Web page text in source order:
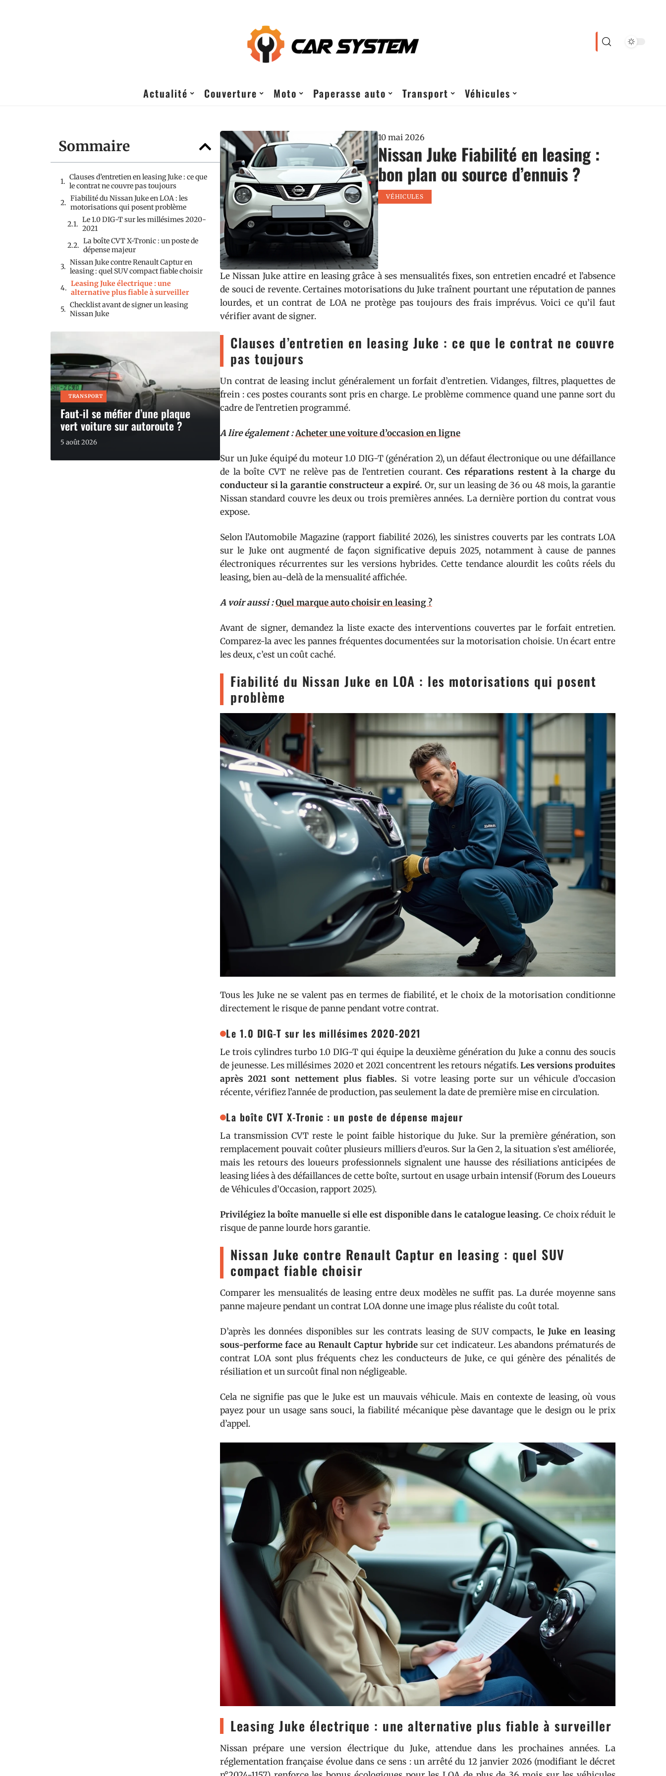
Actualité Couverture Moto Paperasse auto Transport Véhicules
Sommaire
Clauses d’entretien en leasing Juke : ce que
le contrat ne couvre pas toujours
Fiabilité du Nissan Juke en LOA : les
motorisations qui posent problème
Le 1.0 DIG-T sur les millésimes 2020-
2021
La boîte CVT X-Tronic : un poste de
dépense majeur
Nissan Juke contre Renault Captur en
leasing : quel SUV compact fiable choisir
Leasing Juke électrique : une
alternative plus fiable à surveiller
Checklist avant de signer un leasing
Nissan Juke
TRANSPORT
Faut-il se méfier d’une plaque
vert voiture sur autoroute ?
5 août 2026
10 mai 2026
Nissan Juke Fiabilité en leasing :
bon plan ou source d’ennuis ?
VÉHICULES
Le Nissan Juke attire en leasing grâce à ses mensualités fixes, son entretien encadré et l’absence
de souci de revente. Certaines motorisations du Juke traînent pourtant une réputation de pannes
lourdes, et un contrat de LOA ne protège pas toujours des frais imprévus. Voici ce qu’il faut
vérifier avant de signer.
Clauses d’entretien en leasing Juke : ce que le contrat ne couvre
pas toujours
Un contrat de leasing inclut généralement un forfait d’entretien. Vidanges, filtres, plaquettes de
frein : ces postes courants sont pris en charge. Le problème commence quand une panne sort du
cadre de l’entretien programmé.
A lire également :Acheter une voiture d’occasion en ligne
Sur un Juke équipé du moteur 1.0 DIG-T (génération 2), un défaut électronique ou une défaillance
de la boîte CVT ne relève pas de l’entretien courant.Ces réparations restent à la charge du
conducteur si la garantie constructeur a expiré. Or, sur un leasing de 36 ou 48 mois, la garantie
Nissan standard couvre les deux ou trois premières années. La dernière portion du contrat vous
expose.
Selon l’Automobile Magazine (rapport fiabilité 2026), les sinistres couverts par les contrats LOA
sur le Juke ont augmenté de façon significative depuis 2025, notamment à cause de pannes
électroniques récurrentes sur les versions hybrides. Cette tendance alourdit les coûts réels du
leasing, bien au-delà de la mensualité affichée.
A voir aussi :Quel marque auto choisir en leasing ?
Avant de signer, demandez la liste exacte des interventions couvertes par le forfait entretien.
Comparez-la avec les pannes fréquentes documentées sur la motorisation choisie. Un écart entre
les deux, c’est un coût caché.
Fiabilité du Nissan Juke en LOA : les motorisations qui posent
problème
Tous les Juke ne se valent pas en termes de fiabilité, et le choix de la motorisation conditionne
directement le risque de panne pendant votre contrat.
Le 1.0 DIG-T sur les millésimes 2020-2021
Le trois cylindres turbo 1.0 DIG-T qui équipe la deuxième génération du Juke a connu des soucis
de jeunesse. Les millésimes 2020 et 2021 concentrent les retours négatifs.Les versions produites
après 2021 sont nettement plus fiables. Si votre leasing porte sur un véhicule d’occasion
récente, vérifiez l’année de production, pas seulement la date de première mise en circulation.
La boîte CVT X-Tronic : un poste de dépense majeur
La transmission CVT reste le point faible historique du Juke. Sur la première génération, son
remplacement pouvait coûter plusieurs milliers d’euros. Sur la Gen 2, la situation s’est améliorée,
mais les retours des loueurs professionnels signalent une hausse des résiliations anticipées de
leasing liées à des défaillances de cette boîte, surtout en usage urbain intensif (Forum des Loueurs
de Véhicules d’Occasion, rapport 2025).
Privilégiez la boîte manuelle si elle est disponible dans le catalogue leasing. Ce choix réduit le
risque de panne lourde hors garantie.
Nissan Juke contre Renault Captur en leasing : quel SUV
compact fiable choisir
Comparer les mensualités de leasing entre deux modèles ne suffit pas. La durée moyenne sans
panne majeure pendant un contrat LOA donne une image plus réaliste du coût total.
D’après les données disponibles sur les contrats leasing de SUV compacts, le Juke en leasing
sous-performe face au Renault Captur hybridesur cet indicateur. Les abandons prématurés de
contrat LOA sont plus fréquents chez les conducteurs de Juke, ce qui génère des pénalités de
résiliation et un surcoût final non négligeable.
Cela ne signifie pas que le Juke est un mauvais véhicule. Mais en contexte de leasing, où vous
payez pour un usage sans souci, la fiabilité mécanique pèse davantage que le design ou le prix
d’appel.
Leasing Juke électrique : une alternative plus fiable à surveiller
Nissan prépare une version électrique du Juke, attendue dans les prochaines années. La
réglementation française évolue dans ce sens : un arrêté du 12 janvier 2026 (modifiant le décret